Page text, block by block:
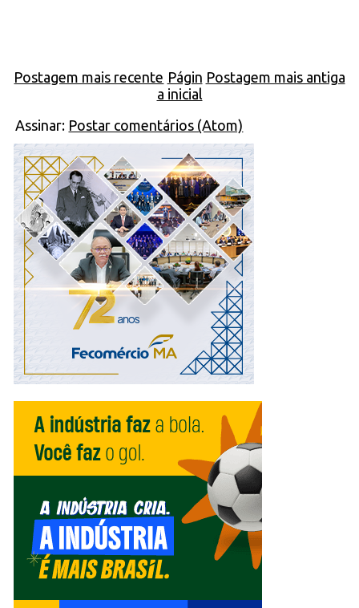
Postagem mais recente Postagem mais antiga
Págin
a inicial
Assinar: Postar comentários (Atom)